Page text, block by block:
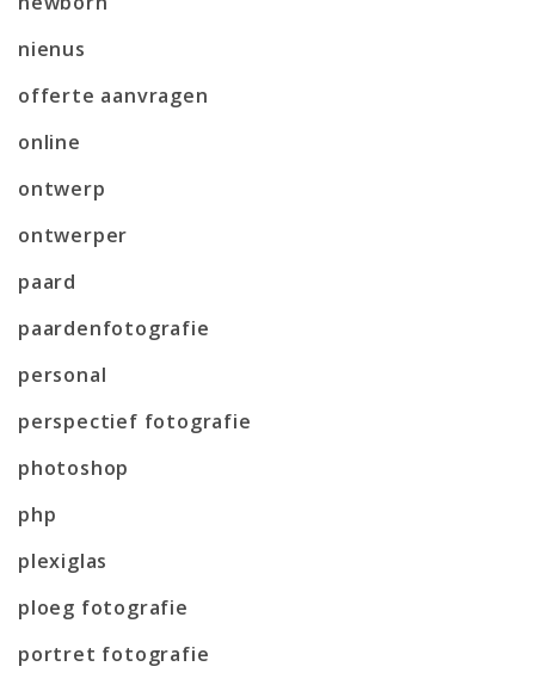
nienus
offerte aanvragen
online
ontwerp
ontwerper
paard
paardenfotografie
personal
perspectief fotografie
photoshop
php
plexiglas
ploeg fotografie
portret fotografie